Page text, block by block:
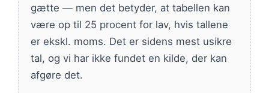
gætte — men det betyder, at tabellen kan
være op til 25 procent for lav, hvis tallene
er ekskl. moms. Det er sidens mest usikre
tal, og vi har ikke fundet en kilde, der kan
afgøre det.